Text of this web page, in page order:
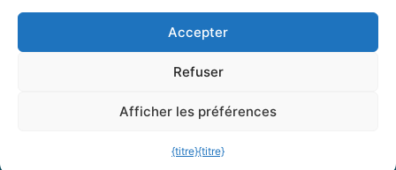
Accepter
Refuser
Afficher les préférences
{titre}{titre}